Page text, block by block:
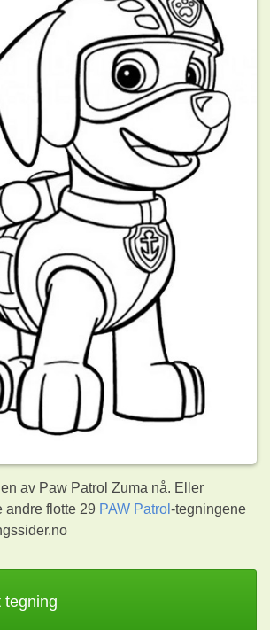
av Paw Patrol Zuma nå. Eller
andre flotte 29 PAW Patrol-tegningene
tegning